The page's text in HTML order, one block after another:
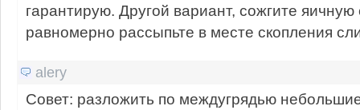
гарантирую. Другой вариант, сожгите яичную
равномерно рассыпьте в месте скопления
alery
Совет: разложить по междугрядью